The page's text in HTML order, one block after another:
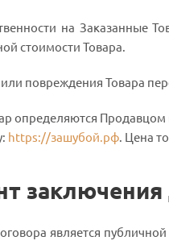
на Заказанные
стоимости Товара.
или повреждения Товара
определяются
https://зашубой.рф. Цена
заключения
является